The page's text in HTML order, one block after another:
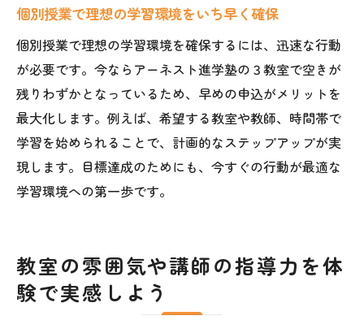
個別授業で理想の学習環境をいち早く確保
個別授業で理想の学習環境を確保するには、迅速な行動
が必要です。今ならアーネスト進学塾の３教室で空きが
残りわずかとなっているため、早めの申込がメリットを
最大化します。例えば、希望する教室や教師、時間帯で
学習を始められることで、計画的なステップアップが実
現します。目標達成のためにも、今すぐの行動が最適な
学習環境への第一歩です。
教室の雰囲気や講師の指導力を体
験で実感しよう